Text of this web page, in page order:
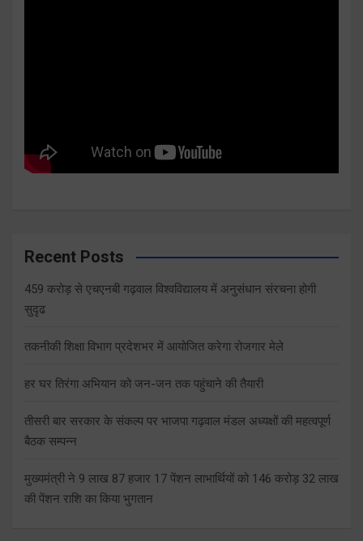
Recent Posts
459 करोड़ से एचएनबी गढ़वाल विश्वविद्यालय में अनुसंधान संरचना होगी
सुदृढ
तकनीकी शिक्षा विभाग प्रदेशभर में आयोजित करेगा रोजगार मेले
हर घर तिरंगा अभियान को जन-जन तक पहुंचाने की तैयारी
तीसरी बार सरकार के संकल्प पर भाजपा गढ़वाल मंडल अध्यक्षों की महत्वपूर्ण
बैठक सम्पन्न
मुख्यमंत्री ने 9 लाख 87 हजार 17 पेंशन लाभार्थियों को 146 करोड़ 32 लाख
की पेंशन राशि का किया भुगतान